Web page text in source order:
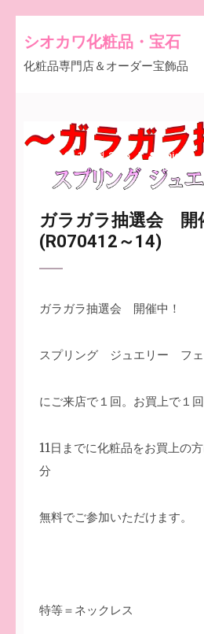
ン
テ
へ
(Enter
シオカワ化粧品・宝石
化粧品専門店＆オーダー宝飾品
12 4月 2025
shiost
キャンペーン
プレゼント
ガラガラ抽選会
(R070412～14)
ガラガラ抽選会 開催中！
スプリング ジュエリー フ
にご来店で１回。お買上で１回
11日までに化粧品をお買上の
分
無料でご参加いただけます。
特等＝ネックレス